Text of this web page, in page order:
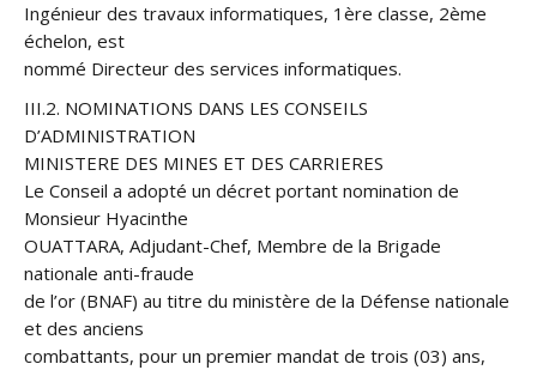
Ingénieur des travaux informatiques, 1ère classe, 2ème
échelon, est
nommé Directeur des services informatiques.
III.2. NOMINATIONS DANS LES CONSEILS
D’ADMINISTRATION
MINISTERE DES MINES ET DES CARRIERES
Le Conseil a adopté un décret portant nomination de
Monsieur Hyacinthe
OUATTARA, Adjudant-Chef, Membre de la Brigade
nationale anti-fraude
de l’or (BNAF) au titre du ministère de la Défense nationale
et des anciens
combattants, pour un premier mandat de trois (03) ans,